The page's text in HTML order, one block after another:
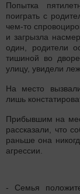
Попытка
поиграть с
чем-то
и загрызла
один, родители
тишиной во
улицу, увидели
На место
лишь
Прибывшим на
рассказали, что
раньше она
агрессии.
- Семья